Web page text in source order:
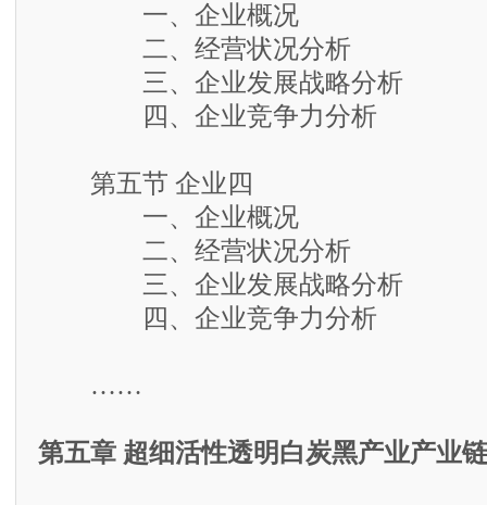
一、企业概况
二、经营状况分析
三、企业发展战略分析
四、企业竞争力分析
第五节 企业四
一、企业概况
二、经营状况分析
三、企业发展战略分析
四、企业竞争力分析
……
第五章 超细活性透明白炭黑产业产业